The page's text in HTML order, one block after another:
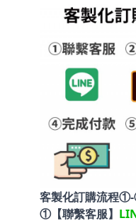
客製化訂購流程
①【聯繫客服】